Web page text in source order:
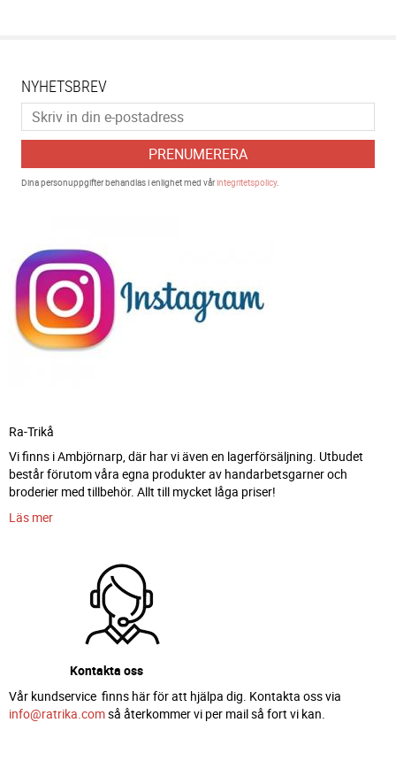
NYHETSBREV
PRENUMERERA
Dina personuppgifter behandlas i enlighet med vårintegritetspolicy.
Ra-Trikå
Vi finns i Ambjörnarp, där har vi även en lagerförsäljning. Utbudet
består förutom våra egna produkter av handarbetsgarner och
broderier med tillbehör. Allt till mycket låga priser!
Läs mer
Kontakta oss
Vår kundservice finns här för att hjälpa dig. Kontakta oss via
info@ratrika.comså återkommer vi per mail så fort vi kan.